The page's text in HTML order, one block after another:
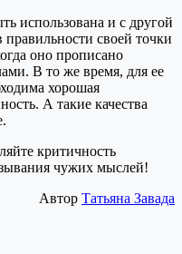
использована и с другой
своей точки
оно прописано
В то же время, для ее
хорошая
А такие качества
критичность
чужих мыслей!
Автор Татьяна Завада